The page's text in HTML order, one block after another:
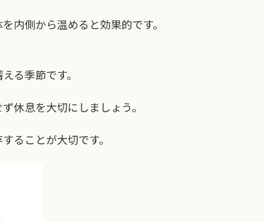
内側から温めると効果的です。
る季節です。
休息を大切にしましょう。
ることが大切です。